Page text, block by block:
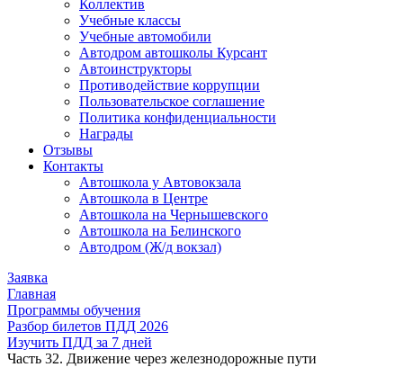
Коллектив
Учебные классы
Учебные автомобили
Автодром автошколы Курсант
Автоинструкторы
Противодействие коррупции
Пользовательское соглашение
Политика конфиденциальности
Награды
Отзывы
Контакты
Автошкола у Автовокзала
Автошкола в Центре
Автошкола на Чернышевского
Автошкола на Белинского
Автодром (Ж/д вокзал)
Заявка
Главная
Программы обучения
Разбор билетов ПДД 2026
Изучить ПДД за 7 дней
Часть 32. Движение через железнодорожные пути